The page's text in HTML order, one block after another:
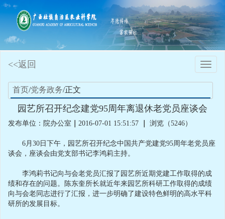
Toggle
<<返回
首页/党务政务/正文
园艺所召开纪念建党95周年离退休老党员座谈会
发布单位：院办公室 2016-07-01 15:51:57 浏览（5246）
6月30日下午，园艺所召开纪念中国共产党建党95周年老党员座
谈会，座谈会由党支部书记李鸿莉主持。
李鸿莉书记向与会老党员汇报了园艺所近期党建工作取得的成
绩和存在的问题。陈东奎所长就近年来园艺所科研工作取得的成绩
向与会老同志进行了汇报，进一步明确了建设特色鲜明的高水平科
研所的发展目标。